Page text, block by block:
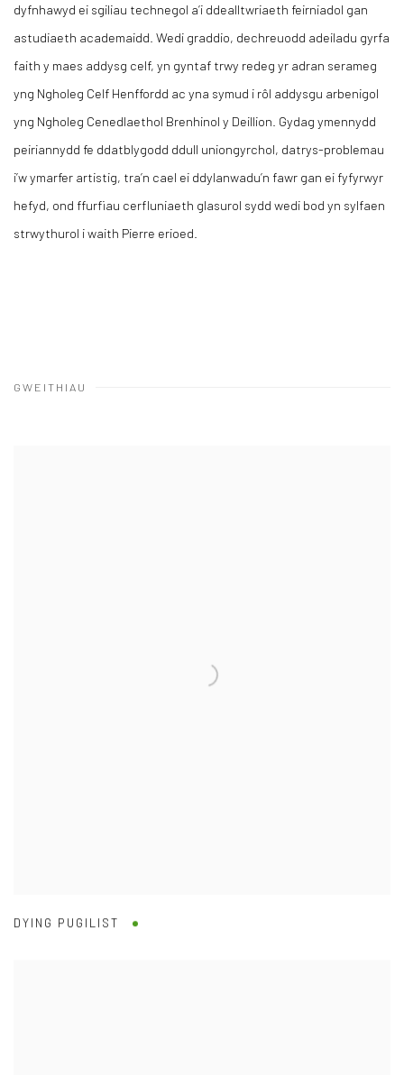
dyfnhawyd ei sgiliau technegol a’i ddealltwriaeth feirniadol gan
astudiaeth academaidd. Wedi graddio, dechreuodd adeiladu gyrfa
faith y maes addysg celf, yn gyntaf trwy redeg yr adran serameg
yng Ngholeg Celf Henffordd ac yna symud i rôl addysgu arbenigol
yng Ngholeg Cenedlaethol Brenhinol y Deillion. Gydag ymennydd
peiriannydd fe ddatblygodd ddull uniongyrchol, datrys-problemau
i’w ymarfer artistig, tra’n cael ei ddylanwadu’n fawr gan ei fyfyrwyr
hefyd, ond ffurfiau cerfluniaeth glasurol sydd wedi bod yn sylfaen
strwythurol i waith Pierre erioed.
GWEITHIAU
DYING PUGILIST